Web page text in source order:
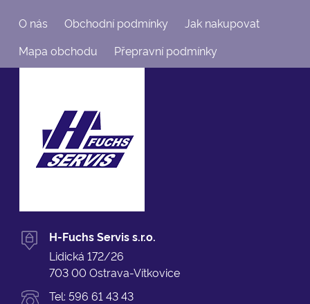
O nás Obchodní podmínky
Jak nakupovat
Mapa obchodu
Přepravní podmínky
H-Fuchs Servis s.r.o.
Lidická 172/26
703 00 Ostrava-Vítkovice
Tel: 596 61 43 43